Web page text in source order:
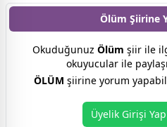
Ölüm Şiirine
Okuduğunuz Ölüm şiir ile
okuyucular ile
ÖLÜM şiirine yorum
Üyelik Girişi Yap